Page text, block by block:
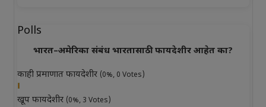
Polls
भारत–अमेरिका संबंध भारतासाठी फायदेशीर आहेत का?
काही प्रमाणात फायदेशीर (0%, 0 Votes)
खूप फायदेशीर (0%, 3 Votes)